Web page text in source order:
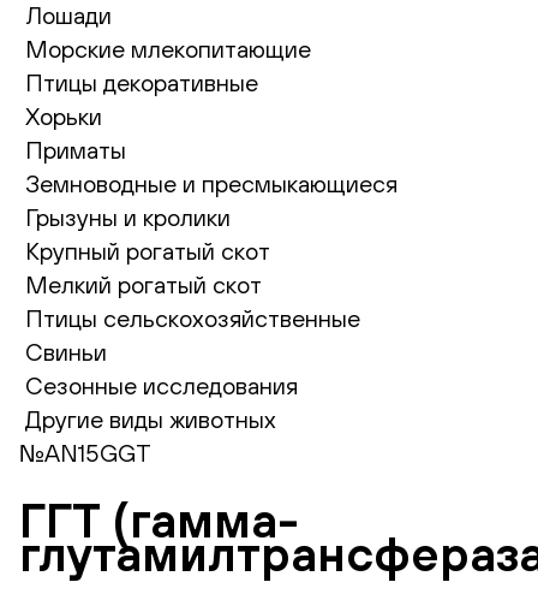
Лошади
Морские млекопитающие
Птицы декоративные
Хорьки
Приматы
Земноводные и пресмыкающиеся
Грызуны и кролики
Крупный рогатый скот
Мелкий рогатый скот
Птицы сельскохозяйственные
Свиньи
Сезонные исследования
Другие виды животных
№AN15GGT
ГГТ (гамма-